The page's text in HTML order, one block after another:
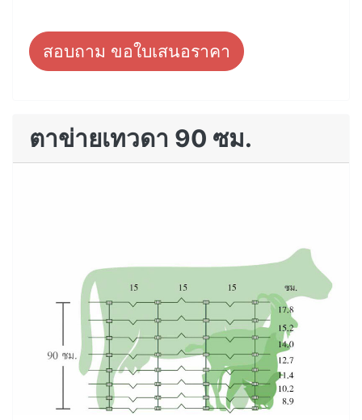
สอบถาม ขอใบเสนอราคา
ตาข่ายเทวดา 90 ซม.